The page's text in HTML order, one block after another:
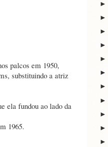
palcos em 1950,
substituindo a atriz
ela fundou ao lado da
1965.
►
►
►
►
►
►
►
►
►
►
►